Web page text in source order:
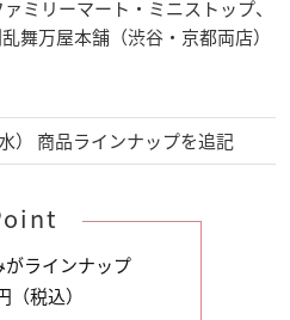
ミリーマート・ミニストップ、
舞万屋本舗（渋谷・京都両店）
） 商品ラインナップを追記
ラインナップ
税込）